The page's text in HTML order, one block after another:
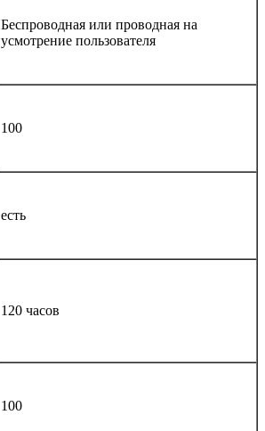
Беспроводная или проводная на
усмотрение пользователя
100
есть
120 часов
100